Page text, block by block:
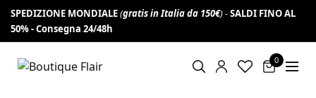
SPEDIZIONE MONDIALE(gratis in Italia da 150€) -SALDI FINO AL
50% -Consegna 24/48h
0
Iscriviti alla newsletter per non perderti
offerte e novità e ottieni 10% di sconto